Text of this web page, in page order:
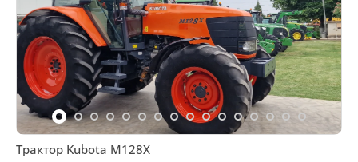
Трактор Kubota M128X